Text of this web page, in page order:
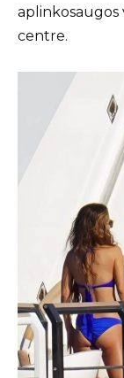
aplinkosaugos
centre.